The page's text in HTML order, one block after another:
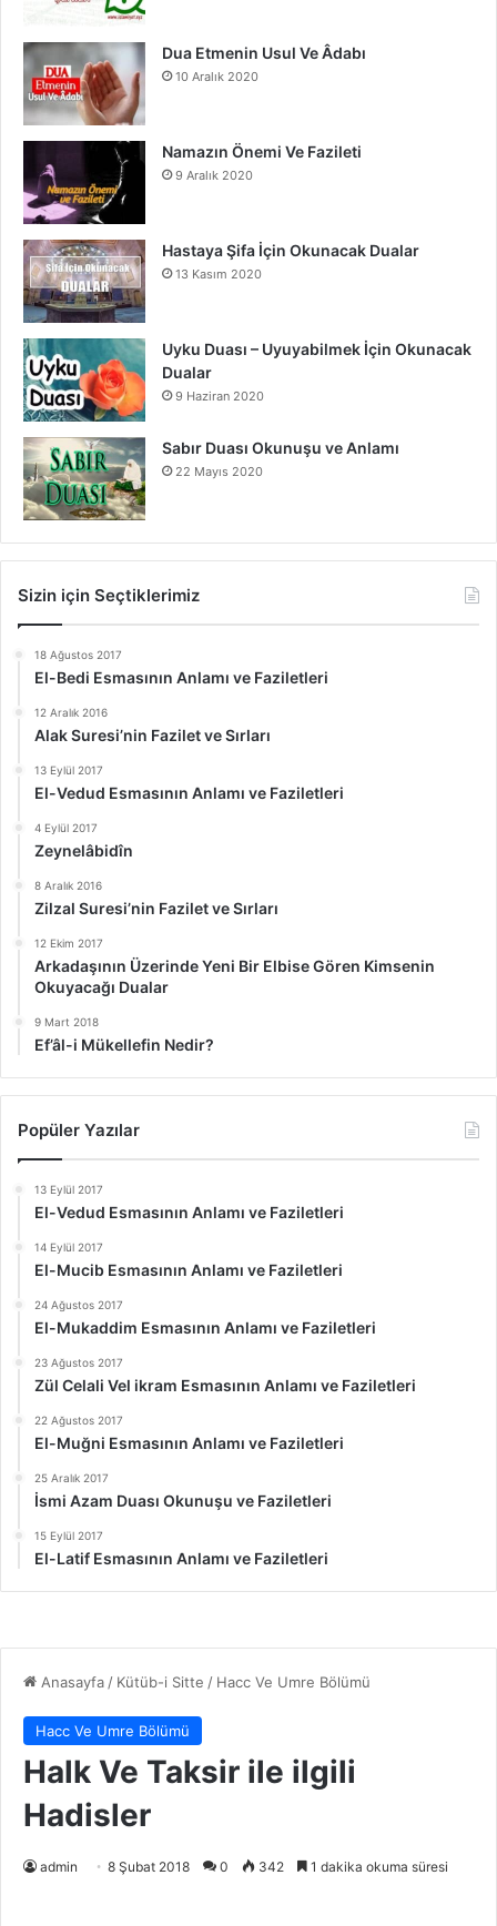
Dua Etmenin Usul Ve Âdabı
10 Aralık 2020
Namazın Önemi Ve Fazileti
9 Aralık 2020
Hastaya Şifa İçin Okunacak Dualar
13 Kasım 2020
Uyku Duası – Uyuyabilmek İçin Okunacak
Dualar
9 Haziran 2020
Sabır Duası Okunuşu ve Anlamı
22 Mayıs 2020
Sizin için Seçtiklerimiz
18 Ağustos 2017
El-Bedi Esmasının Anlamı ve Faziletleri
12 Aralık 2016
Alak Suresi’nin Fazilet ve Sırları
13 Eylül 2017
El-Vedud Esmasının Anlamı ve Faziletleri
4 Eylül 2017
Zeynelâbidîn
8 Aralık 2016
Zilzal Suresi’nin Fazilet ve Sırları
12 Ekim 2017
Arkadaşının Üzerinde Yeni Bir Elbise Gören Kimsenin
Okuyacağı Dualar
9 Mart 2018
Ef’âl-i Mükellefin Nedir?
Popüler Yazılar
13 Eylül 2017
El-Vedud Esmasının Anlamı ve Faziletleri
14 Eylül 2017
El-Mucib Esmasının Anlamı ve Faziletleri
24 Ağustos 2017
El-Mukaddim Esmasının Anlamı ve Faziletleri
23 Ağustos 2017
Zül Celali Vel ikram Esmasının Anlamı ve Faziletleri
22 Ağustos 2017
El-Muğni Esmasının Anlamı ve Faziletleri
25 Aralık 2017
İsmi Azam Duası Okunuşu ve Faziletleri
15 Eylül 2017
El-Latif Esmasının Anlamı ve Faziletleri